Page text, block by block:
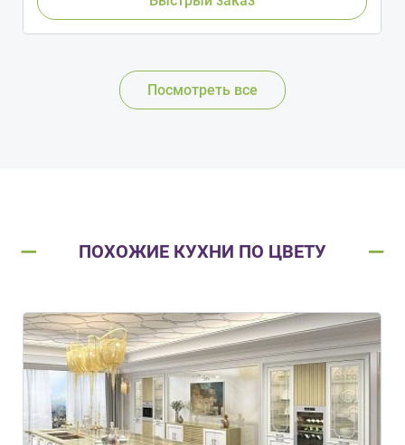
Посмотреть все
ПОХОЖИЕ КУХНИ ПО ЦВЕТУ